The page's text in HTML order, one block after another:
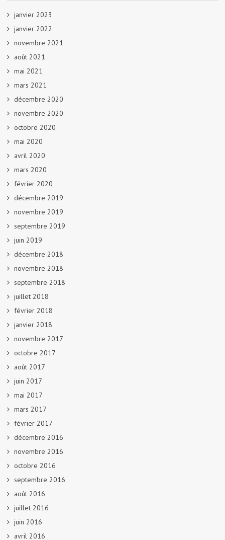
janvier 2023
janvier 2022
novembre 2021
août 2021
mai 2021
mars 2021
décembre 2020
novembre 2020
octobre 2020
mai 2020
avril 2020
mars 2020
février 2020
décembre 2019
novembre 2019
septembre 2019
juin 2019
décembre 2018
novembre 2018
septembre 2018
juillet 2018
février 2018
janvier 2018
novembre 2017
octobre 2017
août 2017
juin 2017
mai 2017
mars 2017
février 2017
décembre 2016
novembre 2016
octobre 2016
septembre 2016
août 2016
juillet 2016
juin 2016
avril 2016